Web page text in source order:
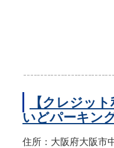
【クレジッ
いどパーキン
住所：大阪府大阪市